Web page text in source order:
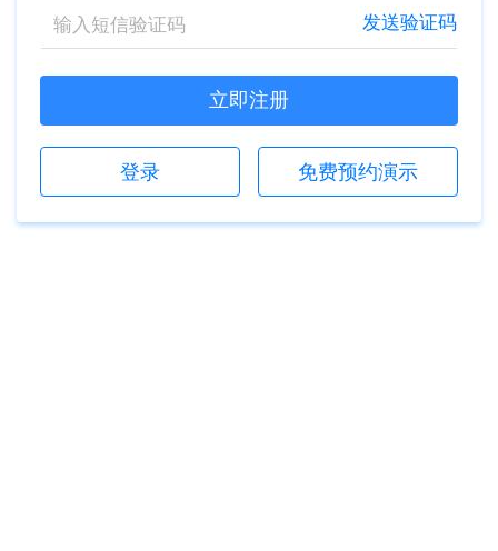
发送验证码
立即注册
登录 免费预约演示